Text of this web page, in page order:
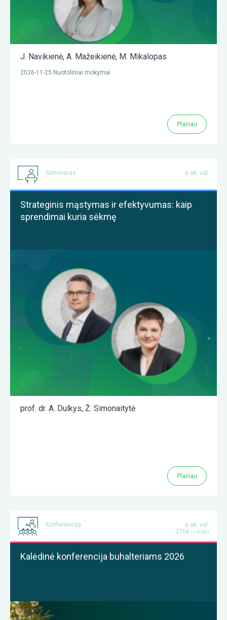
J. Navikienė, A. Mažeikienė, M. Mikalopas
2026-11-25 Nuotoliniai mokymai
Plačiau
Seminaras 6 ak. val.
Strateginis mąstymas ir efektyvumas: kaip
sprendimai kuria sėkmę
prof. dr. A. Dulkys, Ž. Simonaitytė
Plačiau
Konferencija
6 ak. val.
270€ (+ PVM)
Kalėdinė konferencija buhalteriams 2026